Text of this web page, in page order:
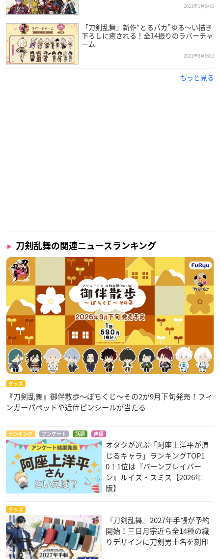
2021年1月04日
「刀剣乱舞」新作“とるパカ”ゆる〜い描き
下ろしに癒される！全14振りのラバーチャ
ーム
2021年6月09日
もっと見る
刀剣乱舞の関連ニュースランキング
グッズ
『刀剣乱舞』御伴散歩～ぽちくじ～その2が9月下旬発売！フィ
ンガーパペットや近侍ピンシールが当たる
ランキング アンケート 話題 声優
オタクが選ぶ「阿座上洋平が演
じるキャラ」ランキングTOP1
0！1位は『バーンブレイバー
ン』ルイス・スミス【2026年
版】
グッズ
『刀剣乱舞』2027年手帳が予約
開始！三日月宗近ら全14種の織
りデザインに刀剣男士名を刻印